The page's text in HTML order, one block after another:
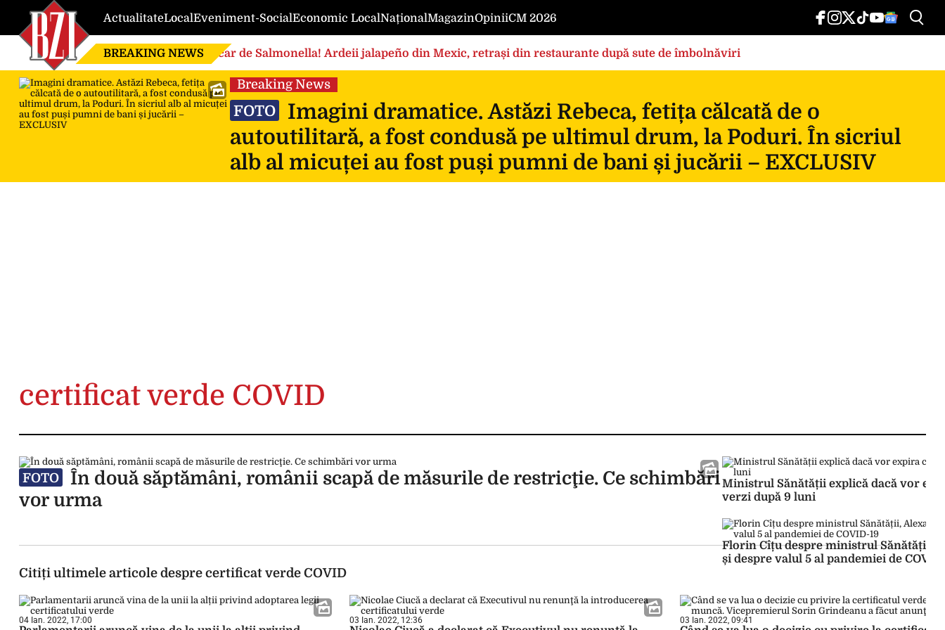
ActualitateLocalEveniment-SocialEconomic LocalNaționalMagazinOpiniiCM 2026
BREAKING NEWS Focar de Salmonella! Ardeii jalapeño din Mexic, retrași din restaurante după sute de îmbolnăviri
Breaking News
FOTO
Imagini dramatice. Astăzi Rebeca, fetița călcată de o
autoutilitară, a fost condusă pe ultimul drum, la Poduri. În sicriul
alb al micuței au fost puși pumni de bani și jucării – EXCLUSIV
certificat verde COVID
FOTO
În două săptămâni, românii scapă de măsurile de restricţie. Ce schimbări
vor urma
Ministrul Sănătății explică dacă vor
verzi după 9 luni
Florin Cîțu despre ministrul Sănătății,
și despre valul 5 al pandemiei de
Citiți ultimele articole despre certificat verde COVID
04 Ian. 2022, 17:00 03 Ian. 2022, 12:36 03 Ian. 2022, 09:41